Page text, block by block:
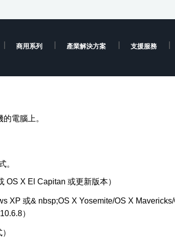
商用系列 產業解決方案 支援服務
電腦上。
。
OS X El Capitan 或更新版本）
XP 或& nbsp;OS X Yosemite/OS X
）